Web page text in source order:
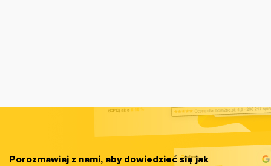
Porozmawiaj z nami, aby dowiedzieć się jak